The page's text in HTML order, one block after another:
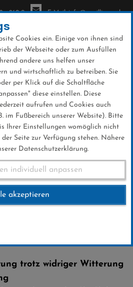
- 960-0 E-Mail: info@sc-willingen.de
2016
trotz widriger Witterung
Cookies ein. Einige von ihnen sind
der Webseite oder zum Ausfüllen
andere uns helfen unser
und wirtschaftlich zu betreiben. Sie
per Klick auf die Schaltfläche
diese einstellen. Diese
aufrufen und Cookies auch
im Fußbereich unserer Website). Bitte
Ihrer Einstellungen womöglich nicht
Seite zur Verfügung stehen. Nähere
Datenschutzerklärung.
individuell anpassen
akzeptieren